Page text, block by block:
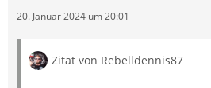
20. Januar 2024 um 20:01
Zitat von Rebelldennis87